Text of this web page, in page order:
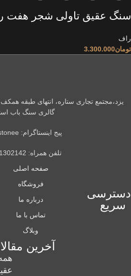
سنگ عقیق تاولی شجر هفت
راف
تومان3.300.000
گالری سنگ باب
پیج اینستاگرام: bab_stonee
تلفن همراه: 09331302142
دسترسی
سریع
صفحه اصلی
فروشگاه
درباره ما
تماس با ما
وبلاگ
آخرین